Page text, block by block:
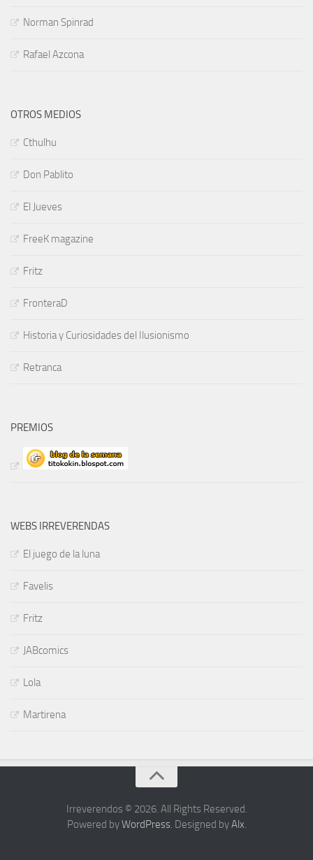
Norman Spinrad
Rafael Azcona
OTROS MEDIOS
Cthulhu
Don Pablito
El Jueves
FreeK magazine
Fritz
FronteraD
Historia y Curiosidades del Ilusionismo
Retranca
PREMIOS
WEBS IRREVERENDAS
El juego de la luna
Favelis
Fritz
JABcomics
Lola
Martirena
Irreverendos © 2026. All Rights Reserved.
Powered byWordPress. Designed byAlx